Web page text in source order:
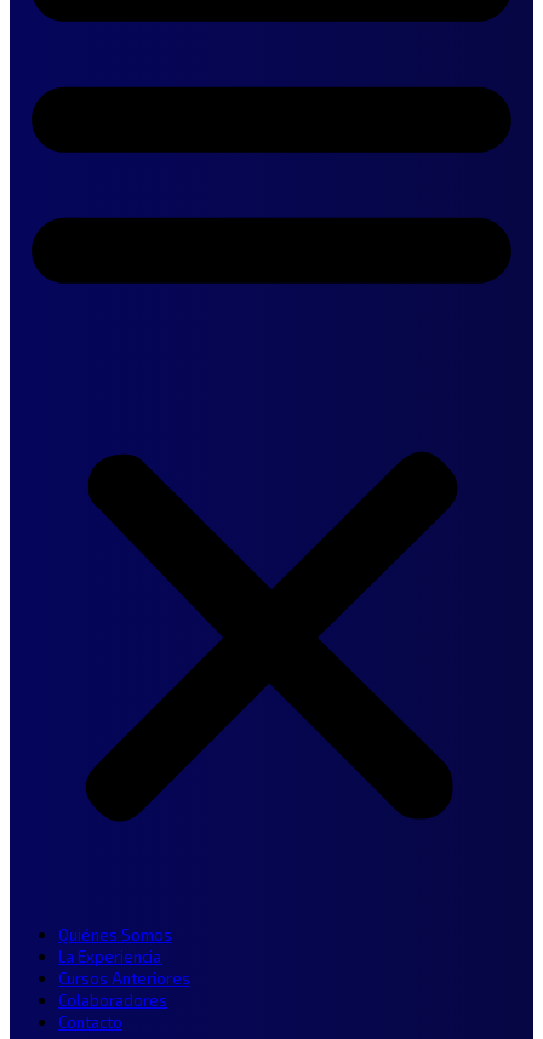
Quiénes Somos
La Experiencia
Cursos Anteriores
Colaboradores
Contacto